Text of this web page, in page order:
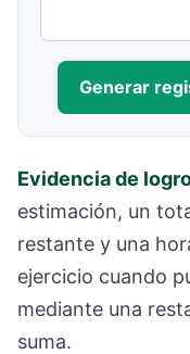
Generar
Evidencia de
estimación, un
restante y una
ejercicio cuando
mediante una
suma.